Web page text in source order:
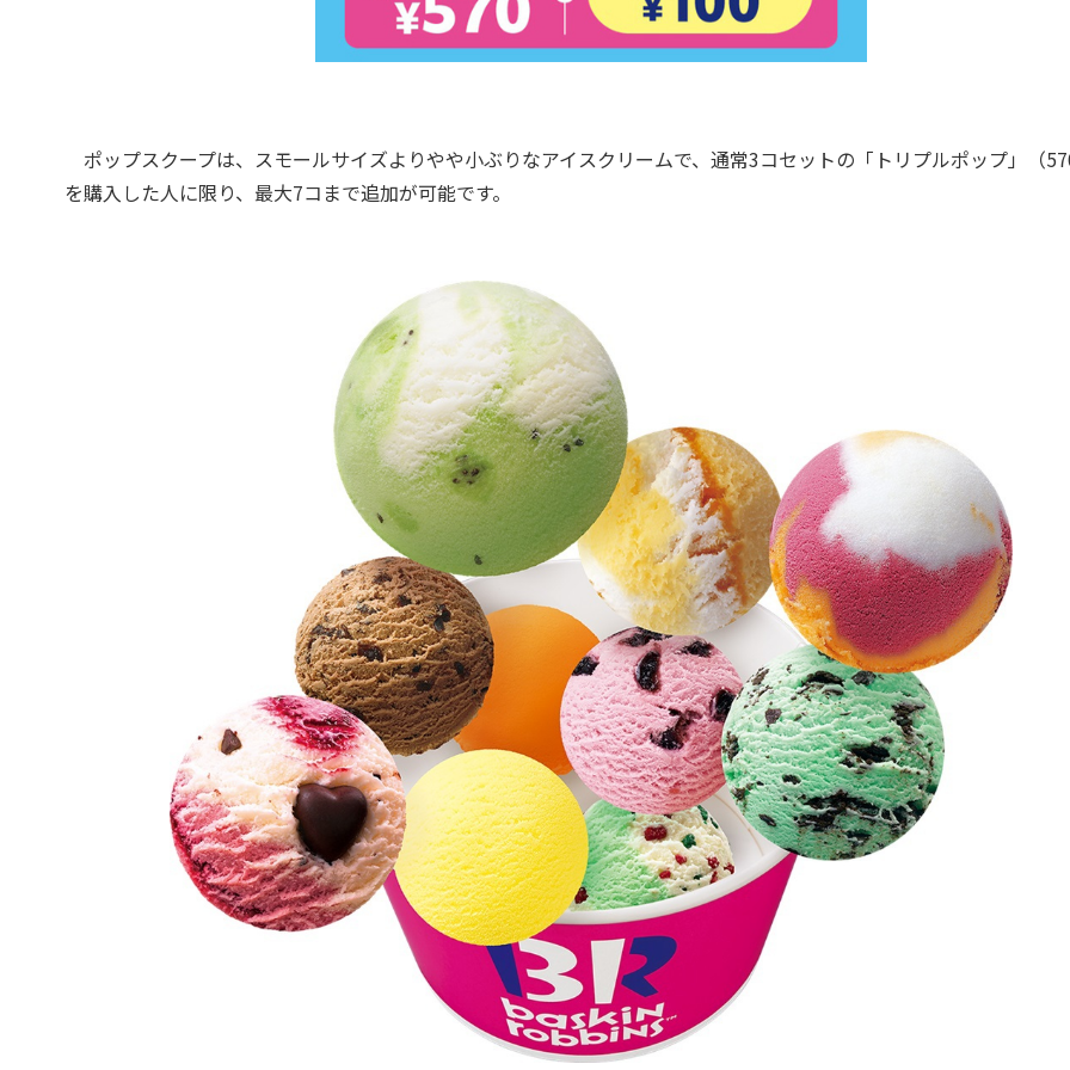
ポップスクープは、スモールサイズよりやや小ぶりなアイスクリームで、通常3コセットの「トリプルポップ」（
を購入した人に限り、最大7コまで追加が可能です。